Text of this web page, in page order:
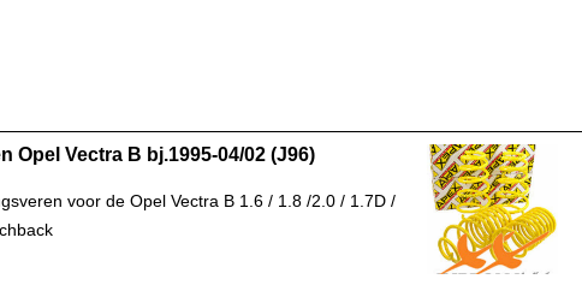
Opel Vectra B bj.1995-04/02 (J96)
voor de Opel Vectra B 1.6 / 1.8 /2.0 / 1.7D /